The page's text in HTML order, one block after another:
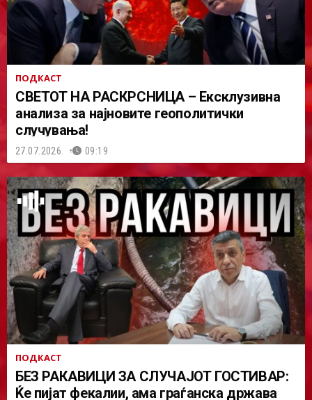
ПОДКАСТ
СВЕТОТ НА РАСКРСНИЦА – Ексклузивна
анализа за најновите геополитички
случувања!
27.07.2026. 09:19
ПОДКАСТ
БЕЗ РАКАВИЦИ ЗА СЛУЧАЈОТ ГОСТИВАР:
Ќе пијат фекалии, ама граѓанска држава